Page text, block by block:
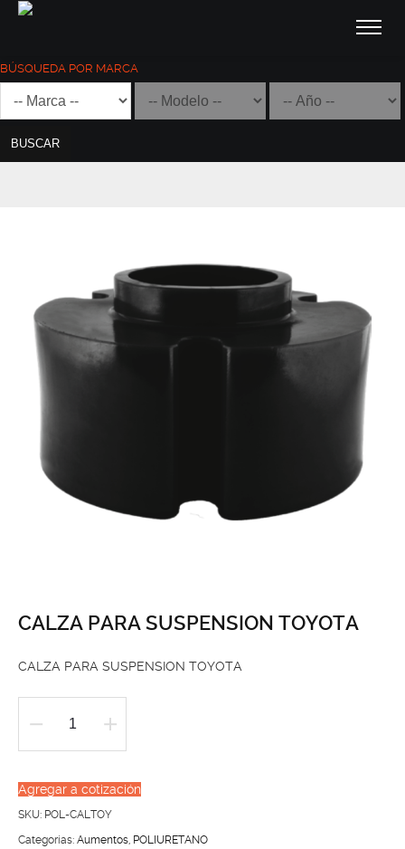
BÚSQUEDA POR MARCA
BUSCAR
CALZA PARA SUSPENSION TOYOTA
CALZA PARA SUSPENSION TOYOTA
CALZA
SUSPENSION
TOYOTA
cantidad
Agregar a cotización
SKU: POL-CALTOY
Categorías: Aumentos, POLIURETANO